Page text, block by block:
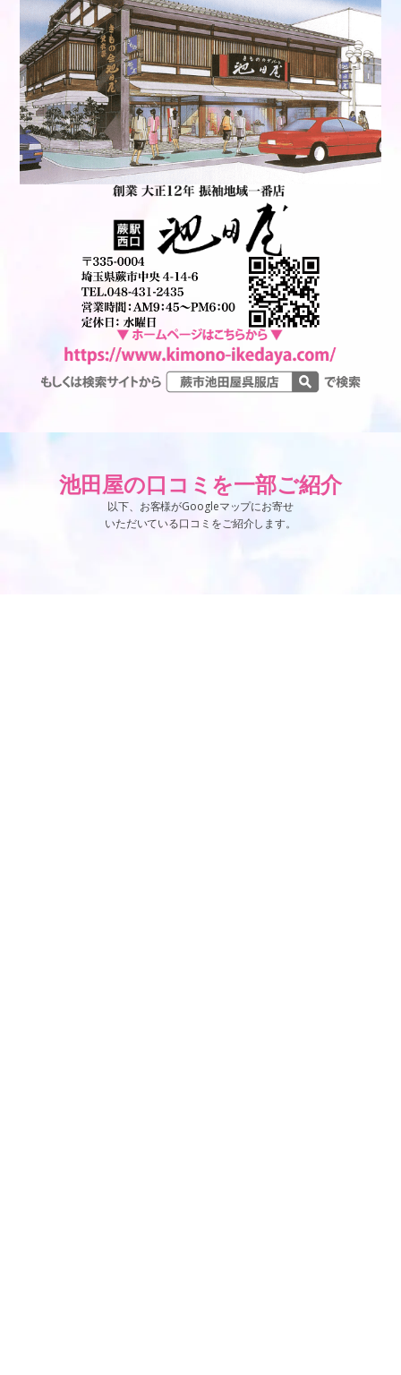
池田屋の口コミを一部ご紹介
以下、お客様がGoogleマップにお寄せ
いただいている口コミをご紹介します。